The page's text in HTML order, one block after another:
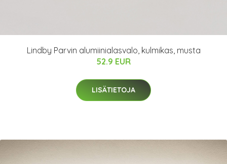
Lindby Parvin alumiinialasvalo, kulmikas, musta
52.9 EUR
LISÄTIETOJA